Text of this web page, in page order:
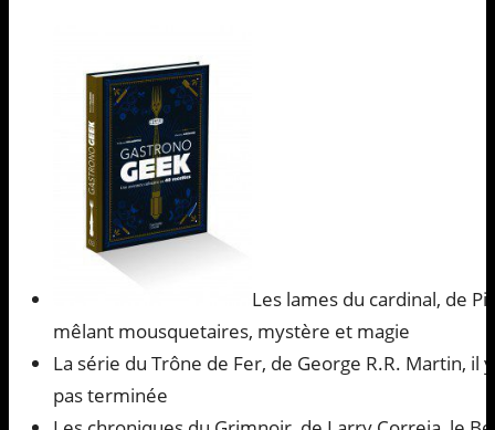
Les lames du cardinal, de
mêlant mousquetaires, mystère et magie
La série du Trône de Fer, de George R.R. Martin, il
pas terminée